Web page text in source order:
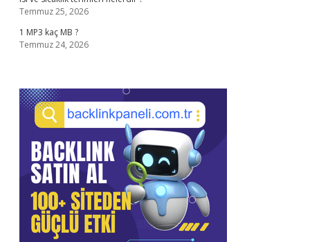
Temmuz 25, 2026
1 MP3 kaç MB ?
Temmuz 24, 2026